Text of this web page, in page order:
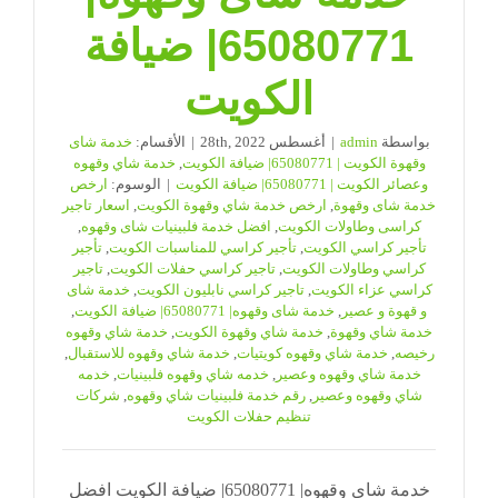
65080771| ضيافة
الكويت
بواسطة admin
| أغسطس 28th, 2022 | الأقسام: خدمة شاى
وقهوة الكويت | 65080771| ضيافة الكويت
خدمة شاي وقهوه
وعصائر الكويت | 65080771| ضيافة الكويت
| الوسوم: ارخص
خدمة شاى وقهوة ارخص خدمة شاي وقهوة الكويت اسعار تاجير
كراسى وطاولات الكويت افضل خدمة فلبينيات شاى وقهوه
تأجير كراسي الكويت ,تأجير كراسي للمناسبات الكويت ,تأجير
كراسي وطاولات الكويت ,تاجير كراسي حفلات الكويت ,تاجير
كراسي عزاء الكويت ,تاجير كراسي نابليون الكويت خدمة شاى
و قهوة و عصير
خدمة شاى وقهوه| 65080771| ضيافة الكويت
خدمة شاي وقهوة خدمة شاي وقهوة الكويت خدمة شاي وقهوه
رخيصه خدمة شاي وقهوه كويتيات خدمة شاي وقهوه للاستقبال
خدمة شاي وقهوه وعصير
خدمه شاي وقهوه فلبينيات خدمه
شاي وقهوه وعصير
رقم خدمة فلبينيات شاي وقهوه شركات
تنظيم حفلات الكويت
خدمة شاى وقهوه| 65080771| ضيافة الكويت افضل